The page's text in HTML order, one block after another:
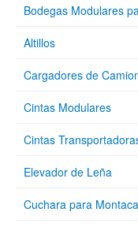
Bodegas Modulares
Altillos
Cargadores de
Cintas Modulares
Cintas
Elevador de Leña
Cuchara para